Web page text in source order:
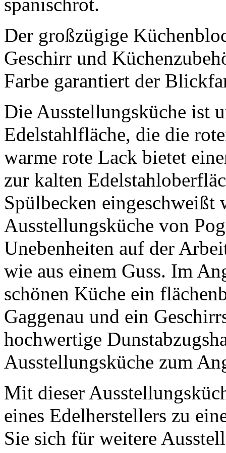
Der großzügige
Geschirr und
Farbe garantiert der
Die Ausstellungsküche ist
Edelstahlfläche, die die
warme rote Lack bietet
zur kalten
Spülbecken eingeschweißt
Ausstellungsküche von
Unebenheiten auf der
wie aus einem Guss. Im
schönen Küche ein
Gaggenau und ein
hochwertige
Ausstellungsküche zum
Mit dieser
eines Edelherstellers zu
Sie sich für weitere